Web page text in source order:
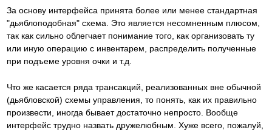
За основу интерфейса принята более или менее стандартная
"дьяблоподобная" схема. Это является несомненным плюсом,
так как сильно облегчает понимание того, как организовать ту
или иную операцию с инвентарем, распределить полученные
при подъеме уровня очки и т.д.
Что же касается ряда трансакций, реализованных вне обычной
(дьябловской) схемы управления, то понять, как их правильно
произвести, иногда бывает достаточно непросто. Вообще
интерфейс трудно назвать дружелюбным. Хуже всего, пожалуй,